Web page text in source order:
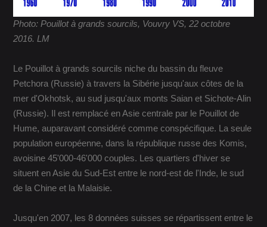
Photo: Pouillot à grands sourcils, Vouvry VS, 22 octobre
2016. LM
Le Pouillot à grands sourcils niche du bassin du fleuve
Petchora (Russie) à travers la Sibérie jusqu'aux côtes de la
mer d'Okhotsk, au sud jusqu'aux monts Saian et Sichote-Alin
(Russie). Il est remplacé en Asie centrale par le Pouillot de
Hume, auparavant considéré comme conspécifique. La seule
population européenne, dans la république russe des Komis,
avoisine 45'000-46'000 couples. Les quartiers d'hiver se
situent en Asie du Sud-Est entre le nord-est de l'Inde, le sud
de la Chine et la Malaisie.
Jusqu'en 2007, les 8 données suisses se répartissent entre le